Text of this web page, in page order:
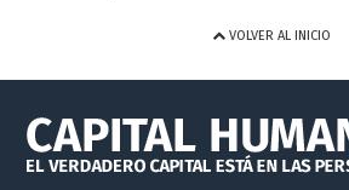
VOLVER AL INICIO